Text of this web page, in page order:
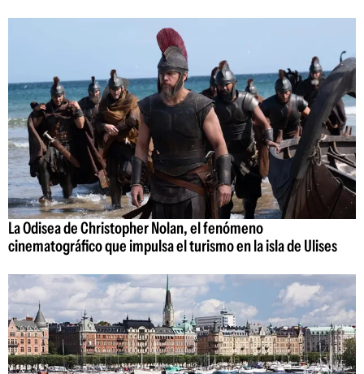
La Odisea de Christopher Nolan, el fenómeno
cinematográfico que impulsa el turismo en la isla de Ulises